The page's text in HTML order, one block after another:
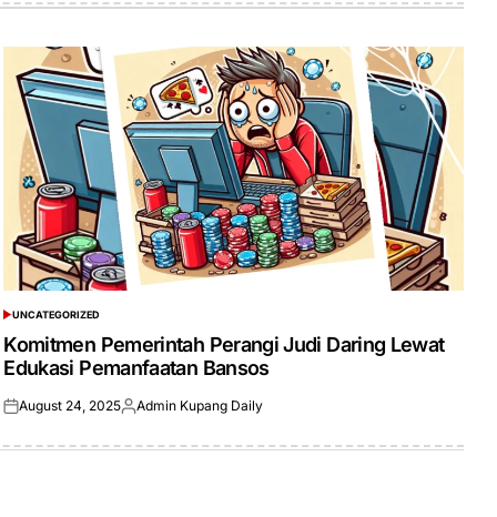
POSTED
IN
UNCATEGORIZED
Komitmen Pemerintah Perangi Judi Daring Lewat
Edukasi Pemanfaatan Bansos
Posted
August 24, 2025Posted
Admin Kupang Daily